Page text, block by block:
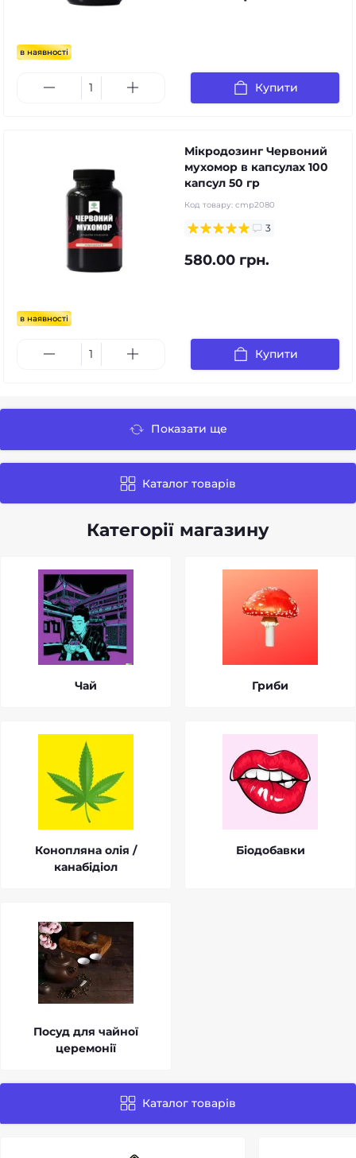
в наявності
Купити
в наявності
Мікродозинг Червоний
мухомор в капсулах 100
капсул 50 гр
Код товару: cmp2080
3
580.00 грн.
Купити
Показати ще
Каталог товарів
Категорії магазину
Чай Гриби
Конопляна олія /
канабідіол
Біодобавки
Посуд для чайної
церемонії
Каталог товарів